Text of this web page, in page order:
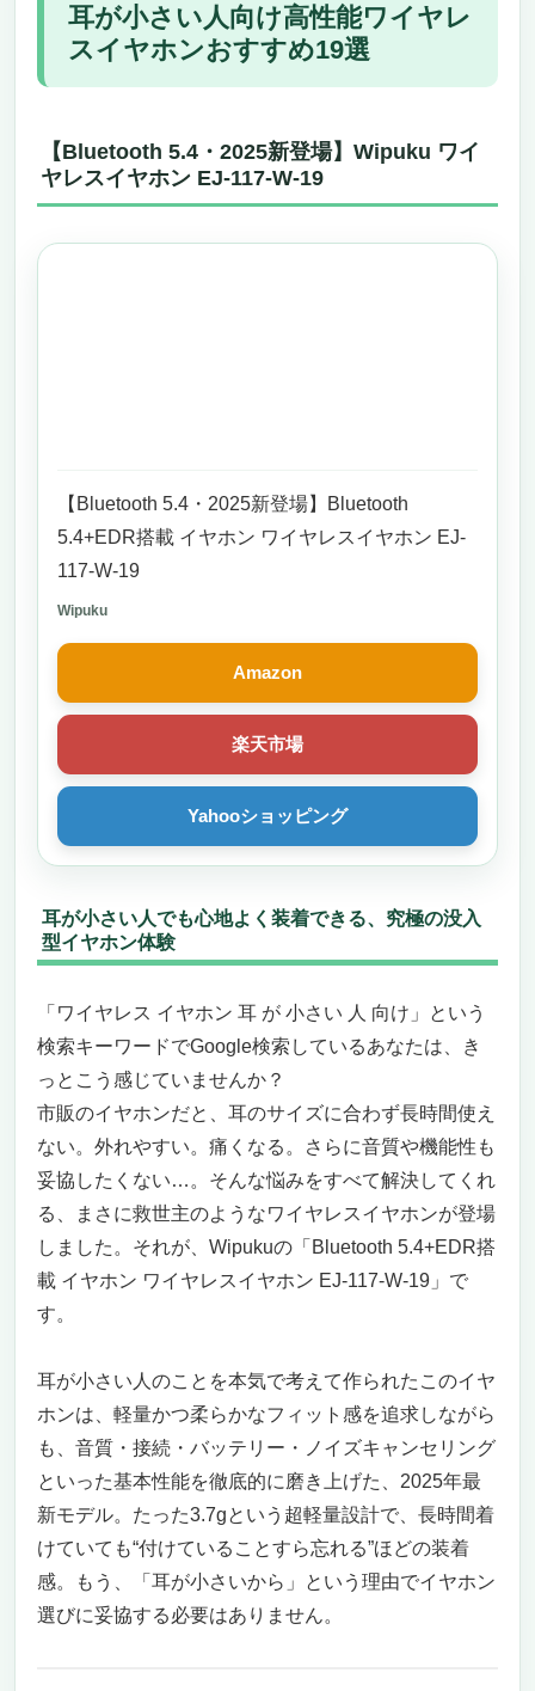
きかも
デザイン性、携帯性、耐久性…どこをとって
た、耳が小さい人にもフィットするワイヤレス
ヘッドフォン
Flask Bluetooth6.0 タッチスクリーン搭載イヤ
ホン】が登場
の操作感を
「聴く」を極める。13mmドライバー搭載の
プロ音質
ノイズキャンセリング3モードで日常の全シ
まとめ：こんな人におすすめ！
yjjc Bluetoothワイヤレスイヤホン（ホワイト）
のフィット感
タッチで操作完結。スマホに触らなくても全
小さいけどパワフル。音質とノイズキャンセ
リングのバランスが最高
通勤・テレワーク・ゲーム…すべてに使える
万能モデル
「耳が小さいから…」と諦めていたあなた
に、これ以上ない選択肢
高評価が続々。実際に使った人の声が証明す
ゼンハイザー IE 600｜小さな耳に、驚きの音体
験を 「耳が小さいから、イヤホンが合わな
い」と諦めていたあなたへ
小さな耳にもジャストフィット、それでい
て“本物の音”が聴ける幸福
あなたにとって「音」は、どんな存在です
か？
600をあなたのパートナーに。
耳が小さい人向け高性能ワイヤレ
スイヤホンおすすめ19選
【Bluetooth 5.4・2025新登場】Wipuku ワイ
ヤレスイヤホン EJ-117-W-19
【Bluetooth 5.4・2025新登場】Bluetooth
5.4+EDR搭載 イヤホン ワイヤレスイヤホン EJ-
117-W-19
Wipuku
Amazon
楽天市場
Yahooショッピング
耳が小さい人でも心地よく装着できる、究極の没入
型イヤホン体験
「ワイヤレス イヤホン 耳 が 小さい 人 向け」という
検索キーワードでGoogle検索しているあなたは、き
っとこう感じていませんか？
市販のイヤホンだと、耳のサイズに合わず長時間使え
ない。外れやすい。痛くなる。さらに音質や機能性も
妥協したくない…。そんな悩みをすべて解決してくれ
る、まさに救世主のようなワイヤレスイヤホンが登場
しました。それが、Wipukuの「Bluetooth 5.4+EDR搭
載 イヤホン ワイヤレスイヤホン EJ-117-W-19」で
す。
耳が小さい人のことを本気で考えて作られたこのイヤ
ホンは、軽量かつ柔らかなフィット感を追求しながら
も、音質・接続・バッテリー・ノイズキャンセリング
といった基本性能を徹底的に磨き上げた、2025年最
新モデル。たった3.7gという超軽量設計で、長時間着
けていても“付けていることすら忘れる”ほどの装着
感。もう、「耳が小さいから」という理由でイヤホン
選びに妥協する必要はありません。